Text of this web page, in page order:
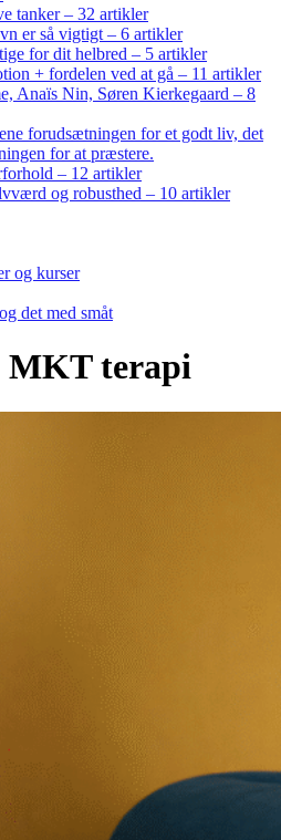
tanker – 32 artikler
er så vigtigt – 6 artikler
for dit helbred – 5 artikler
+ fordelen ved at gå – 11 artikler
Anaïs Nin, Søren Kierkegaard – 8
forudsætningen for et godt liv, det
for at præstere.
– 12 artikler
og robusthed – 10 artikler
og kurser
det med småt
MKT terapi